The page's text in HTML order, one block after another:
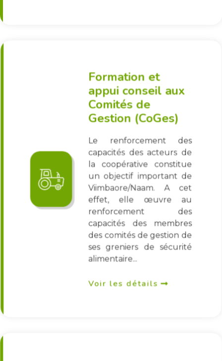
Formation et
appui conseil aux
Comités de
Gestion (CoGes)
Le renforcement des
capacités des acteurs de
la coopérative constitue
un objectif important de
Viimbaore/Naam. A cet
effet, elle œuvre au
renforcement des
capacités des membres
des comités de gestion de
ses greniers de sécurité
alimentaire...
Voir les détails